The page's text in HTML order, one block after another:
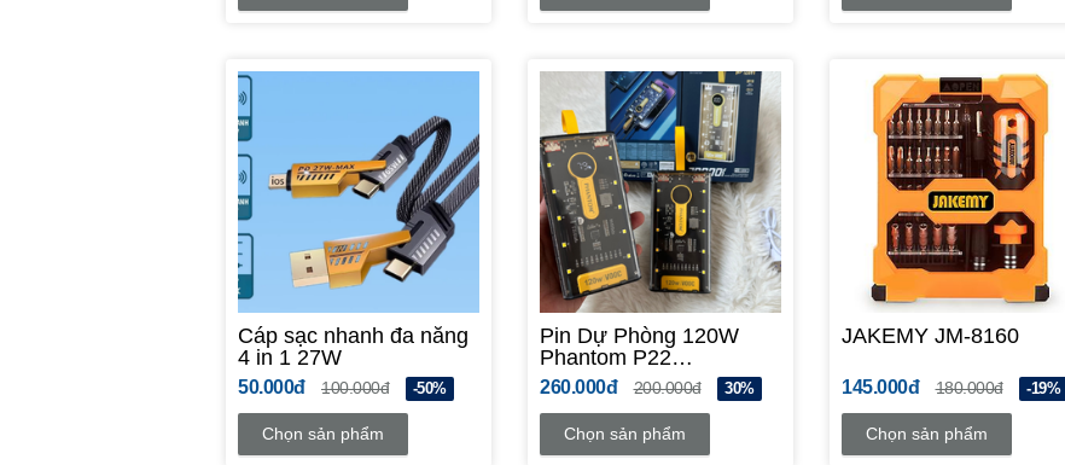
Cáp sạc nhanh đa năng
4 in 1 27W
50.000đ 100.000đ -50%
Chọn sản phẩm
Pin Dự Phòng 120W
Phantom P22
20.000mAh
260.000đ 200.000đ 30%
Chọn sản phẩm
JAKEMY JM-8160
145.000đ 180.000đ -19%
Chọn sản phẩm